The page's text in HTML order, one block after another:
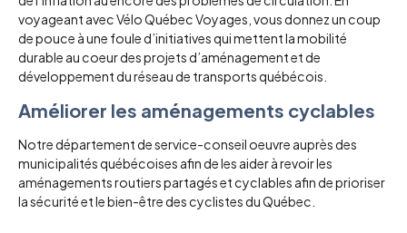
voyageant avec Vélo Québec Voyages, vous donnez un coup
de pouce à une foule d’initiatives qui mettent la mobilité
durable au coeur des projets d’aménagement et de
développement du réseau de transports québécois.
Améliorer les aménagements cyclables
Notre département de service-conseil oeuvre auprès des
municipalités québécoises afin de les aider à revoir les
aménagements routiers partagés et cyclables afin de prioriser
la sécurité et le bien-être des cyclistes du Québec.